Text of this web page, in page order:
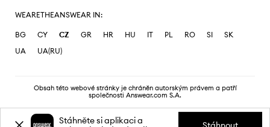
WEARETHEANSWEAR IN:
BG CY CZ GR HR HU IT PL RO SI
SK
UA
UA(RU)
Obsah této webové stránky je chráněn autorským právem a patří
společnosti Answear.com S.A.
Stáhněte si aplikaci a